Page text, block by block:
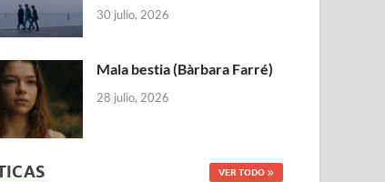
30 julio, 2026
Mala bestia (Bàrbara Farré)
28 julio, 2026
VER TODO